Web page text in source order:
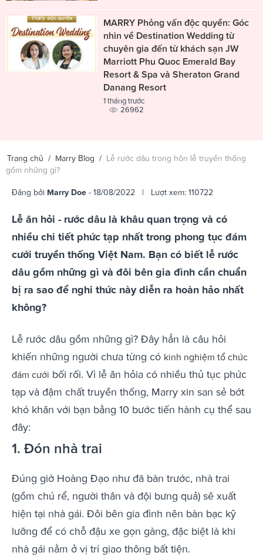
MARRY Phỏng vấn độc quyền: Góc
nhìn về Destination Wedding từ
chuyên gia đến từ khách sạn JW
Marriott Phu Quoc Emerald Bay
Resort & Spa và Sheraton Grand
Danang Resort
1 tháng trước
26962
Trang chủ / Marry Blog / Lễ rước dâu trong hôn lễ truyền thống
gồm những gì?
Đăng bởi Marry Doe - 18/08/2022 | Lượt xem: 110722
Lễ ăn hỏi - rước dâu là khâu quan trọng và có
nhiều chi tiết phức tạp nhất trong phong tục đám
cưới truyền thống Việt Nam. Bạn có biết lễ rước
dâu gồm những gì và đôi bên gia đình cần chuẩn
bị ra sao để nghi thức này diễn ra hoàn hảo nhất
không?
Lễ rước dâu gồm những gì? Đây hẳn là câu hỏi
khiến những người chưa từng có kinh nghiệm tổ chức
đám cưới bối rối. Vì lễ ăn hỏia có nhiều thủ tục phức
tạp và đậm chất truyền thống, Marry xin san sẻ bớt
khó khăn với bạn bằng 10 bước tiến hành cụ thể sau
đây:
1. Đón nhà trai
Đúng giờ Hoàng Đạo như đã bàn trước, nhà trai
(gồm chú rể, người thân và đội bưng quả) sẽ xuất
hiện tại nhà gái. Đôi bên gia đình nên bàn bạc kỹ
lưỡng để có chỗ đậu xe gọn gàng, đặc biệt là khi
nhà gái nằm ở vị trí giao thông bất tiện.